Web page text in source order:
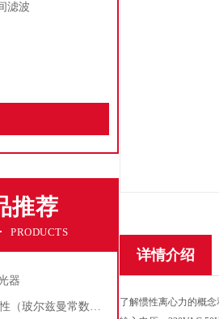
滤波
推荐
PRODUCTS
器
PN结物理特性（玻尔兹曼常数测定仪）
详情介绍
了解惯性离心力的概